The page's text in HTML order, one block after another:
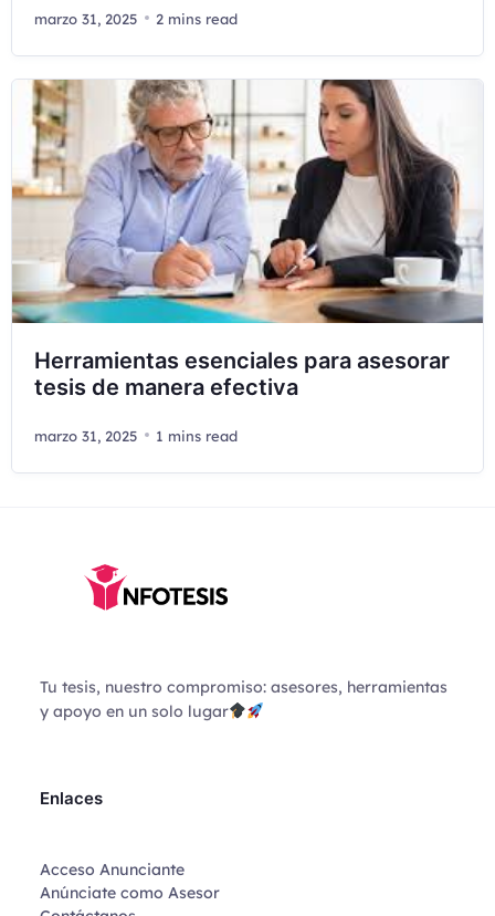
marzo 31, 2025 2 mins read
Herramientas esenciales para asesorar
tesis de manera efectiva
marzo 31, 2025 1 mins read
Tu tesis, nuestro compromiso: asesores, herramientas
y apoyo en un solo lugar
Enlaces
Acceso Anunciante
Anúnciate como Asesor